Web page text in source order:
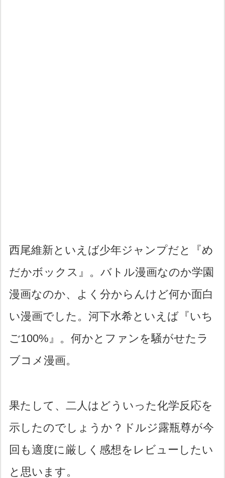
西尾維新といえば少年ジャンプだと『め
だかボックス』。バトル漫画なのか学園
漫画なのか、よく分からんけど何か面白
い漫画でした。河下水希といえば『いち
ご100%』。何かとファンを騒がせたラ
ブコメ漫画。
果たして、二人はどういった化学反応を
示したのでしょうか？ドルジ露瓶尊が今
回も適度に厳しく感想をレビューしたい
と思います。